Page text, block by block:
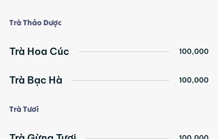
Trà Thảo Dược
Trà Hoa Cúc 100,000
Trà Bạc Hà 100,000
Trà Tươi